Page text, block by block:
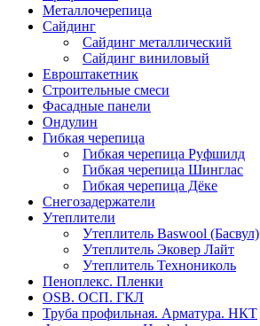
Металлочерепица
Сайдинг
Сайдинг металлический
Сайдинг виниловый
Евроштакетник
Строительные смеси
Фасадные панели
Ондулин
Гибкая черепица
Гибкая черепица Руфшилд
Гибкая черепица Шинглас
Гибкая черепица Дёке
Снегозадержатели
Утеплители
Утеплитель Baswool (Басвул)
Утеплитель Эковер Лайт
Утеплитель Технониколь
Пеноплекс. Пленки
OSB. ОСП. ГКЛ
Труба профильная. Арматура. НКТ